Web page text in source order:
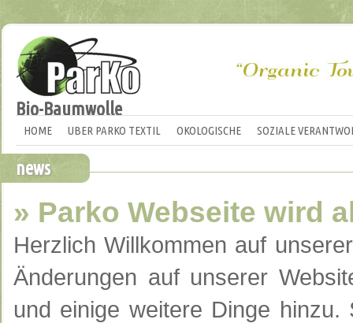
Bio-Baumwolle
HOME UBER PARKO TEXTIL OKOLOGISCHE SOZIALE
news
» Parko Webseite wird
Herzlich Willkommen auf
Änderungen auf unserer
und einige weitere Dinge hinzu.